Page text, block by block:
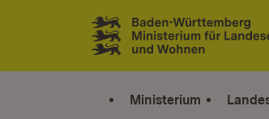
Zum Inhalt springen
Link zur Startseite
Ministerium